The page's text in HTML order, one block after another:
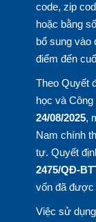
code, zip
hoặc bằng
bổ sung vào
điểm đến
Theo Quyết
học và
24/08/2025,
Nam chính
tự. Quyết
2475/QĐ-
vốn đã được
Việc sử